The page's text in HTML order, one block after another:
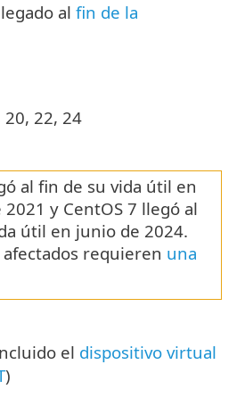
al fin de la
22, 24
al fin de su vida útil en
y CentOS 7 llegó al
útil en junio de 2024.
afectados requieren una
el dispositivo virtual
)